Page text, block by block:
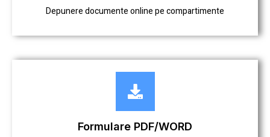
Depunere documente online pe compartimente
Formulare PDF/WORD